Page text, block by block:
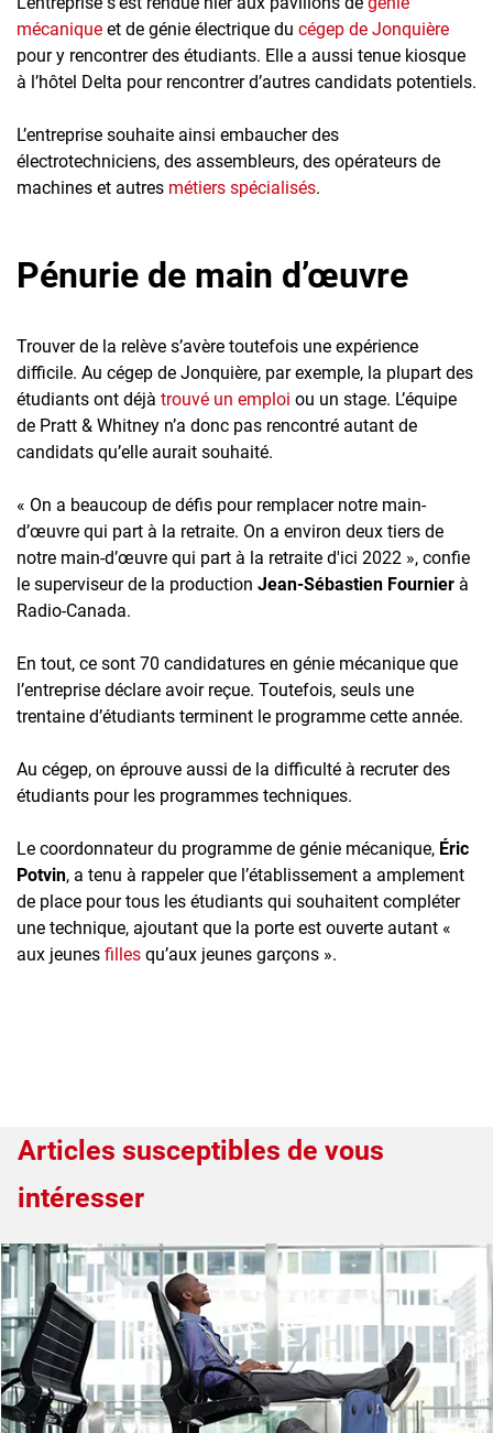
mécanique et de génie électrique du cégep de Jonquière
pour y rencontrer des étudiants. Elle a aussi tenue kiosque
à l’hôtel Delta pour rencontrer d’autres candidats potentiels.
L’entreprise souhaite ainsi embaucher des
électrotechniciens, des assembleurs, des opérateurs de
machines et autres métiers spécialisés.
Pénurie de main d’œuvre
Trouver de la relève s’avère toutefois une expérience
difficile. Au cégep de Jonquière, par exemple, la plupart des
étudiants ont déjà trouvé un emploi ou un stage. L’équipe
de Pratt & Whitney n’a donc pas rencontré autant de
candidats qu’elle aurait souhaité.
« On a beaucoup de défis pour remplacer notre main-
d’œuvre qui part à la retraite. On a environ deux tiers de
notre main-d’œuvre qui part à la retraite d'ici 2022 », confie
le superviseur de la production Jean-Sébastien Fournier à
Radio-Canada.
En tout, ce sont 70 candidatures en génie mécanique que
l’entreprise déclare avoir reçue. Toutefois, seuls une
trentaine d’étudiants terminent le programme cette année.
Au cégep, on éprouve aussi de la difficulté à recruter des
étudiants pour les programmes techniques.
Le coordonnateur du programme de génie mécanique, Éric
Potvin, a tenu à rappeler que l’établissement a amplement
de place pour tous les étudiants qui souhaitent compléter
une technique, ajoutant que la porte est ouverte autant «
aux jeunes filles qu’aux jeunes garçons ».
Articles susceptibles de vous
intéresser